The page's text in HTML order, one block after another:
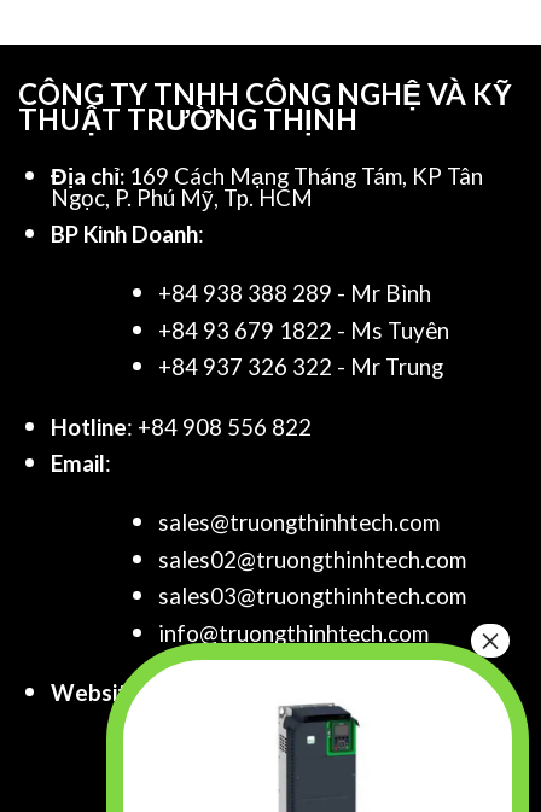
CÔNG TY TNHH CÔNG NGHỆ VÀ KỸ
THUẬT TRƯỜNG THỊNH
Địa chỉ: 169 Cách Mạng Tháng Tám, KP Tân
Ngọc, P. Phú Mỹ, Tp. HCM
BP Kinh Doanh:
+84 938 388 289 - Mr Bình
+84 93 679 1822 - Ms Tuyên
+84 937 326 322 - Mr Trung
Hotline: +84 908 556 822
Email:
sales@truongthinhtech.com
sales02@truongthinhtech.com
sales03@truongthinhtech.com
info@truongthinhtech.com
Website:
www.truongthinhtech.com
www.components.com.vn